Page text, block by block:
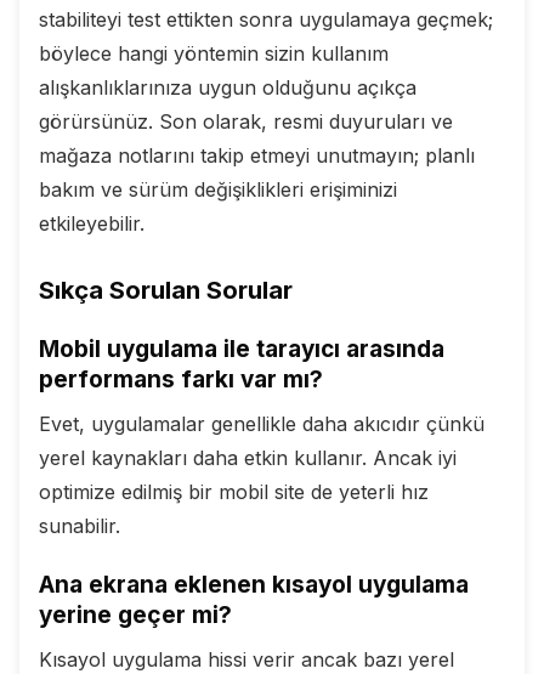
stabiliteyi test ettikten sonra uygulamaya geçmek;
böylece hangi yöntemin sizin kullanım
alışkanlıklarınıza uygun olduğunu açıkça
görürsünüz. Son olarak, resmi duyuruları ve
mağaza notlarını takip etmeyi unutmayın; planlı
bakım ve sürüm değişiklikleri erişiminizi
etkileyebilir.
Sıkça Sorulan Sorular
Mobil uygulama ile tarayıcı arasında
performans farkı var mı?
Evet, uygulamalar genellikle daha akıcıdır çünkü
yerel kaynakları daha etkin kullanır. Ancak iyi
optimize edilmiş bir mobil site de yeterli hız
sunabilir.
Ana ekrana eklenen kısayol uygulama
yerine geçer mi?
Kısayol uygulama hissi verir ancak bazı yerel